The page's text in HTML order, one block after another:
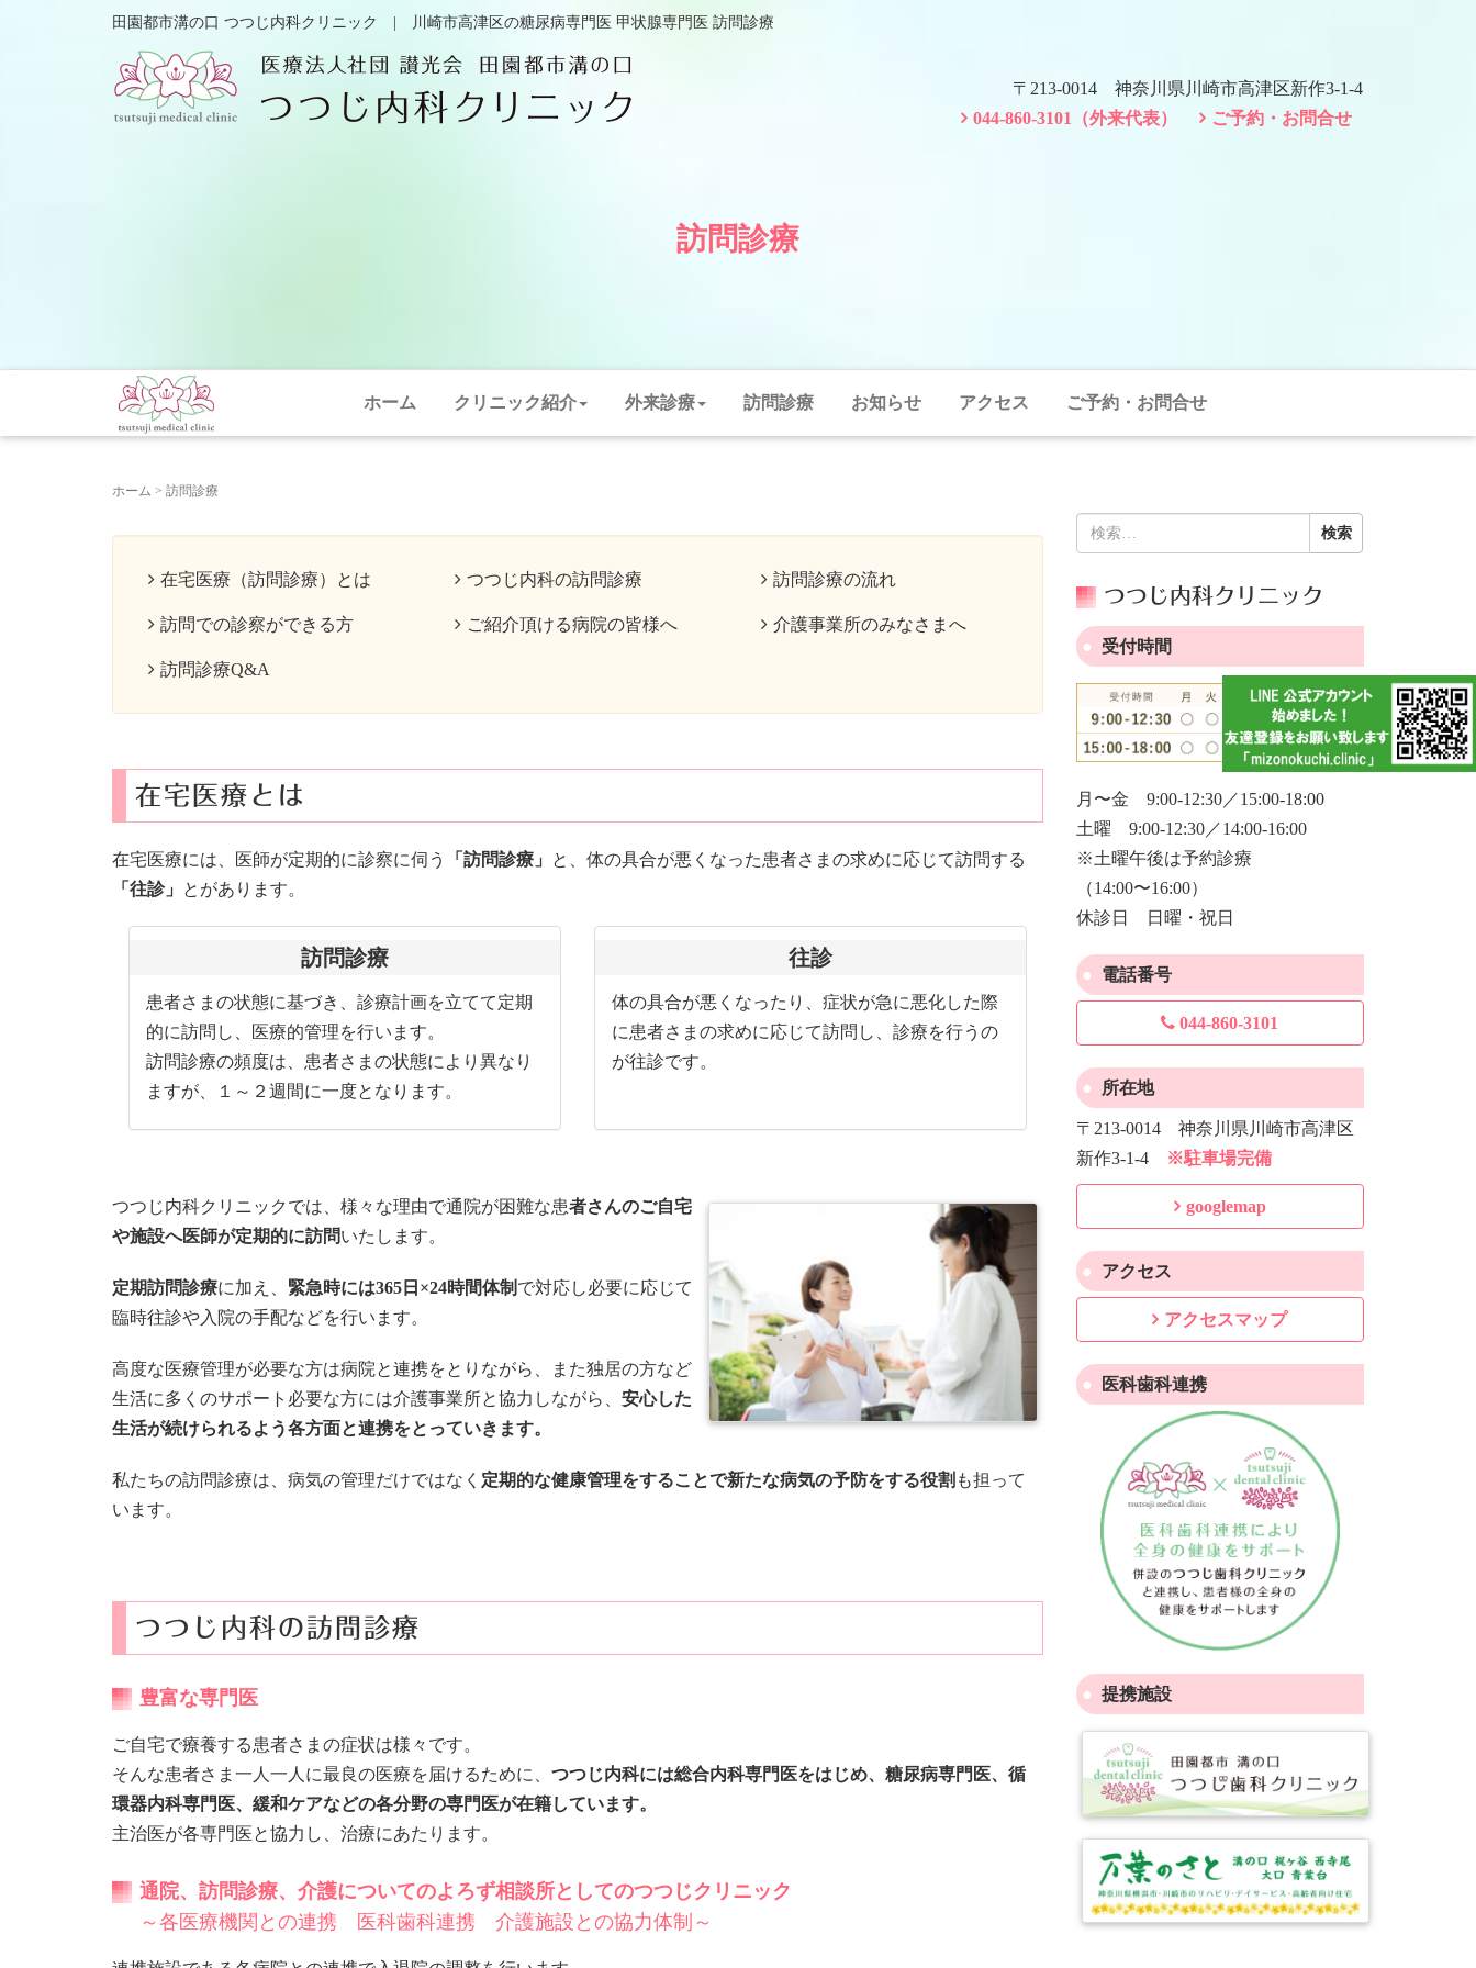
田園都市溝の口 つつじ内科クリニック | 川崎市高津区の糖尿病専門医 甲状腺専門医 訪問診療
〒213-0014 神奈川県川崎市高津区新作3-1-4
044-860-3101（外来代表）
ご予約・お問合せ
訪問診療
ホーム クリニック紹介 外来診療 訪問診療 お知らせ アクセス ご予約・お問合せ
ホーム > 訪問診療
在宅医療（訪問診療）とは つつじ内科の訪問診療 訪問診療の流れ
訪問での診察ができる方 ご紹介頂ける病院の皆様へ 介護事業所のみなさまへ
訪問診療Q&A
在宅医療とは
在宅医療には、医師が定期的に診察に伺う 「訪問診療」
と、体の具合が悪くなった患者さまの求めに応じて訪問する
「往診」
とがあります。
訪問診療
患者さまの状態に基づき、診療計画を立てて定期
的に訪問し、医療的管理を行います。
訪問診療の頻度は、患者さまの状態により異なり
ますが、１～２週間に一度となります。
往診
体の具合が悪くなったり、症状が急に悪化した際
に患者さまの求めに応じて訪問し、診療を行うの
が往診です。
つつじ内科クリニックでは、様々な理由で通院が困難な患者さんのご自宅
や施設へ医師が定期的に訪問いたします。
定期訪問診療に加え、 緊急時には365日×24時間体制 で対応し必要に応じて
臨時往診や入院の手配などを行います。
高度な医療管理が必要な方は病院と連携をとりながら、また独居の方など
生活に多くのサポート必要な方には介護事業所と協力しながら、 安心した
生活が続けられるよう各方面と連携をとっていきます。
私たちの訪問診療は、病気の管理だけではなく 定期的な健康管理をすることで新たな病気の予防をする役割 も担って
います。
つつじ内科の訪問診療
豊富な専門医
ご自宅で療養する患者さまの症状は様々です。
そんな患者さま一人一人に最良の医療を届けるために、 つつじ内科には総合内科専門医をはじめ、糖尿病専門医、循
環器内科専門医、緩和ケアなどの各分野の専門医が在籍しています。
主治医が各専門医と協力し、治療にあたります。
通院、訪問診療、介護についてのよろず相談所としてのつつじクリニック
～各医療機関との連携 医科歯科連携 介護施設との協力体制～
索:
つつじ内科クリニック
受付時間
月〜金 9:00-12:30／15:00-18:00
土曜 9:00-12:30／14:00-16:00
※土曜午後は予約診療
（14:00〜16:00）
休診日 日曜・祝日
電話番号
044-860-3101
所在地
〒213-0014 神奈川県川崎市高津区
新作3-1-4
※駐車場完備
googlemap
アクセス
アクセスマップ
医科歯科連携
提携施設